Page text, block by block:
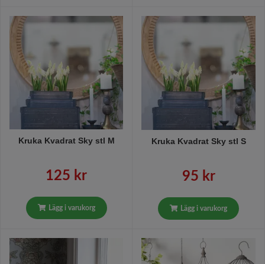
Kruka Kvadrat Sky stl M
125 kr
Lägg i varukorg
Kruka Kvadrat Sky stl S
95 kr
Lägg i varukorg